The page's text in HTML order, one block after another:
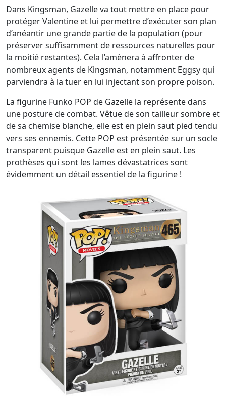
Dans Kingsman, Gazelle va tout mettre en place pour
protéger Valentine et lui permettre d’exécuter son plan
d’anéantir une grande partie de la population (pour
préserver suffisamment de ressources naturelles pour
la moitié restantes). Cela l’amènera à affronter de
nombreux agents de Kingsman, notamment Eggsy qui
parviendra à la tuer en lui injectant son propre poison.
La figurine Funko POP de Gazelle la représente dans
une posture de combat. Vêtue de son tailleur sombre et
de sa chemise blanche, elle est en plein saut pied tendu
vers ses ennemis. Cette POP est présentée sur un socle
transparent puisque Gazelle est en plein saut. Les
prothèses qui sont les lames dévastatrices sont
évidemment un détail essentiel de la figurine !